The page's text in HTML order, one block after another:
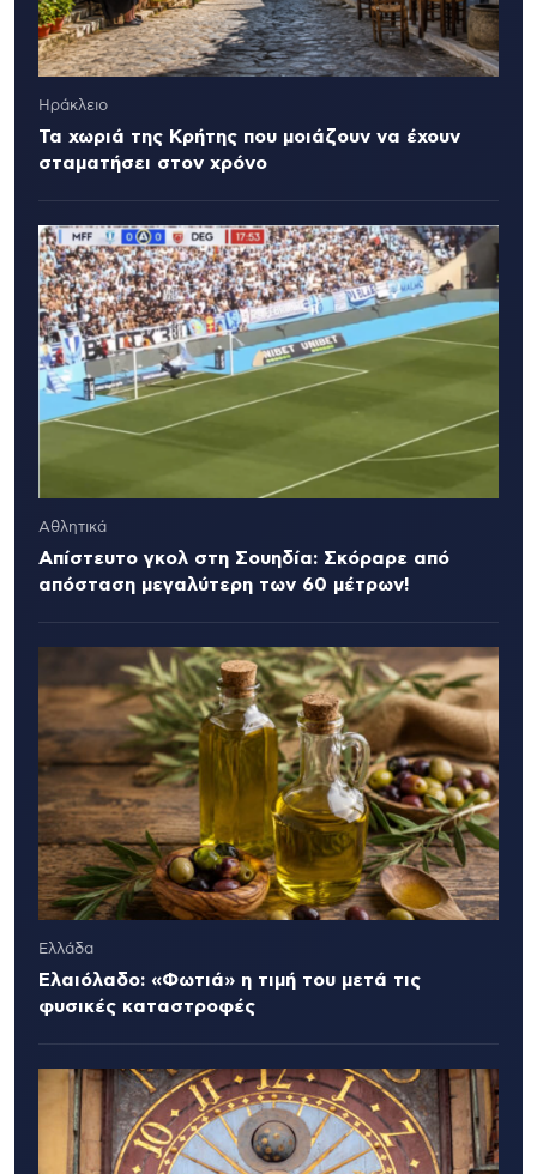
Ηράκλειο
Τα χωριά της Κρήτης που μοιάζουν να έχουν
σταματήσει στον χρόνο
Αθλητικά
Απίστευτο γκολ στη Σουηδία: Σκόραρε από
απόσταση μεγαλύτερη των 60 μέτρων!
Ελλάδα
Ελαιόλαδο: «Φωτιά» η τιμή του μετά τις
φυσικές καταστροφές